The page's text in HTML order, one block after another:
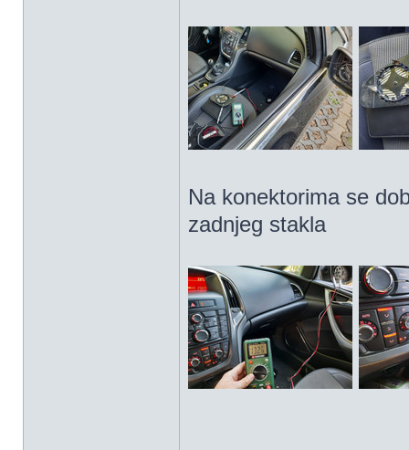
Na konektorima se
zadnjeg stakla